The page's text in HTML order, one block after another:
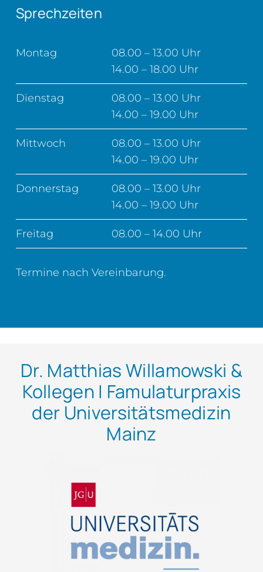
Sprechzeiten
Montag
08.00 – 13.00 Uhr
14.00 – 18.00 Uhr
Dienstag
08.00 – 13.00 Uhr
14.00 – 19.00 Uhr
Mittwoch
08.00 – 13.00 Uhr
14.00 – 19.00 Uhr
Donnerstag
08.00 – 13.00 Uhr
14.00 – 19.00 Uhr
Freitag 08.00 – 14.00 Uhr
Termine nach Vereinbarung.
Dr. Matthias Willamowski &
Kollegen | Famulaturpraxis
der Universitätsmedizin
Mainz